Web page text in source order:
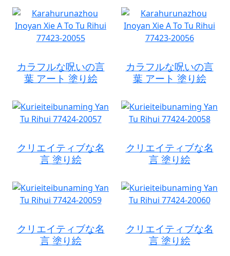
カラフルな呪いの言
葉 アート 塗り絵
カラフルな呪いの言
葉 アート 塗り絵
クリエイティブな名
言 塗り絵
クリエイティブな名
言 塗り絵
クリエイティブな名
言 塗り絵
クリエイティブな名
言 塗り絵